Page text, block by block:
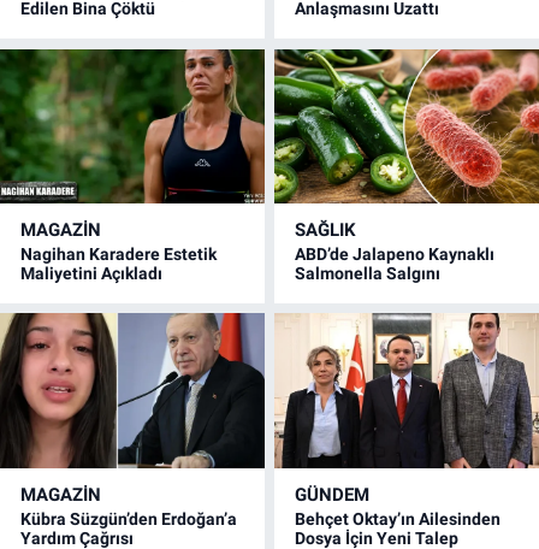
Edilen Bina Çöktü
Anlaşmasını Uzattı
MAGAZİN
Nagihan Karadere Estetik
Maliyetini Açıkladı
SAĞLIK
ABD’de Jalapeno Kaynaklı
Salmonella Salgını
MAGAZİN
Kübra Süzgün’den Erdoğan’a
Yardım Çağrısı
GÜNDEM
Behçet Oktay’ın Ailesinden
Dosya İçin Yeni Talep